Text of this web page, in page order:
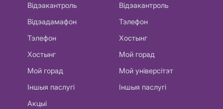
Відэакантроль
Відэадамафон
Тэлефон
Хостынг
Мой горад
Іншыя паслугі
Акцыі
Відэакантроль
Тэлефон
Хостынг
Мой горад
Мой універсітэт
Іншыя паслугі